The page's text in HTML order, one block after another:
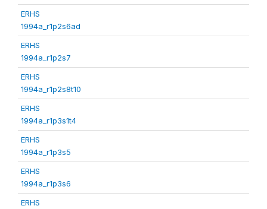
ERHS
1994a_r1p2s6ad
ERHS
1994a_r1p2s7
ERHS
1994a_r1p2s8t10
ERHS
1994a_r1p3s1t4
ERHS
1994a_r1p3s5
ERHS
1994a_r1p3s6
ERHS